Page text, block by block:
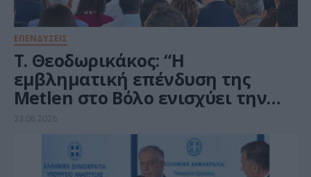
ΕΠΕΝΔΥΣΕΙΣ
Τ. Θεοδωρικάκος: “Η
εμβληματική επένδυση της
Metlen στο Βόλο ενισχύει την
παραγωγική και αμυντική ισχύ
της πατρίδας μας”
23.06.2026